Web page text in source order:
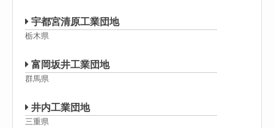
宇都宮清原工業団地
栃木県
富岡坂井工業団地
群馬県
井内工業団地
三重県